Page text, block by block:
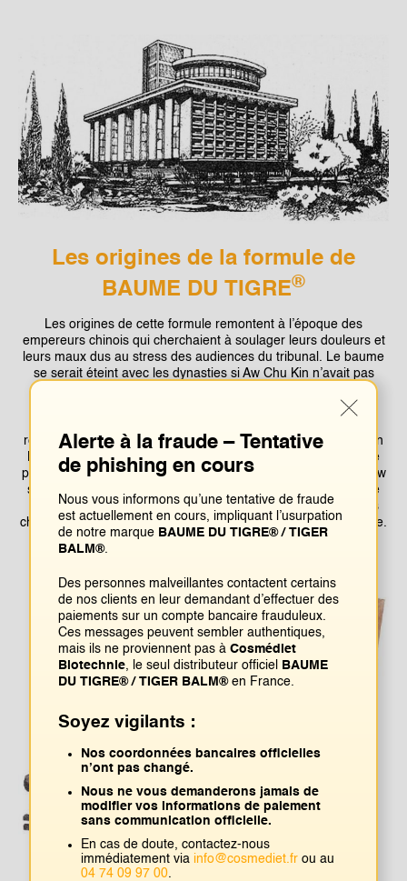
Les origines de la formule de
BAUME DU TIGRE®
Les origines de cette formule remontent à l’époque des
empereurs chinois qui cherchaient à soulager leurs douleurs et
leurs maux dus au stress des audiences du tribunal. Le baume
se serait éteint avec les dynasties si Aw Chu Kin n’avait pas
repris la cuisine de leur mère. Ensemble, ils produisent le “Ban
Kim Ewe” (万金油), les « Dix Mille Huiles d’Or », une panacée
pour tous les maux. Aucun client ne quittait l’apothicairerie d’Aw
sans un petit flacon de cet onguent doré. Fidèle à l’instinct de
prédateur du tigre, Boon Haw a cherché toutes les boutiques
chinoises de la ville et les a convaincues de stocker son baume.
Alerte à la fraude – Tentative
de phishing en cours
Nous vous informons qu’une tentative de fraude
est actuellement en cours, impliquant l’usurpation
de notre marque BAUME DU TIGRE® / TIGER
BALM®.
Des personnes malveillantes contactent certains
de nos clients en leur demandant d’effectuer des
paiements sur un compte bancaire frauduleux.
Ces messages peuvent sembler authentiques,
mais ils ne proviennent pas à Cosmédiet
Biotechnie, le seul distributeur officiel
BAUME
DU TIGRE® / TIGER BALM®en France.
Soyez vigilants :
Nos coordonnées bancaires officielles
n’ont pas changé.
Nous ne vous demanderons jamais de
modifier vos informations de paiement
sans communication officielle.
En cas de doute, contactez-nous
immédiatement via info@cosmediet.fr ou au
04 74 09 97 00.